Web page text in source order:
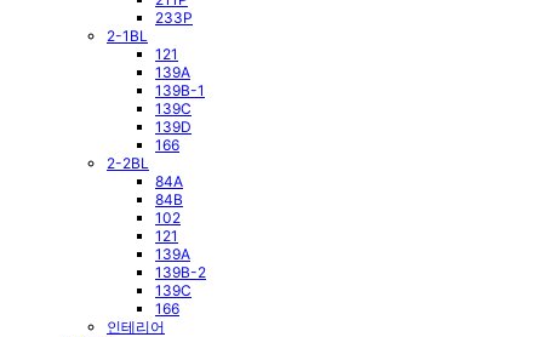
233P
2-1BL
121
139A
139B-1
139C
139D
166
2-2BL
84A
84B
102
121
139A
139B-2
139C
166
인테리어